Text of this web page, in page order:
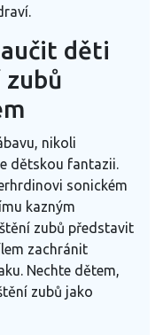
děti
nikoli
dětskou fantazii.
sonickém
kazným
zubů představit
zachránit
Nechte dětem,
zubů jako